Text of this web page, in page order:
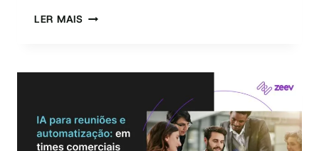
LER MAISAUTOMAÇÃO
IMPLEMENTAR
SEM
REFAZER